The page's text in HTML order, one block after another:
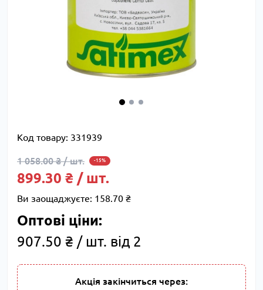
Код товару: 331939
1 058.00 ₴ / шт. -15%
899.30 ₴ / шт.
Ви заощаджуєте: 158.70 ₴
Оптові ціни:
907.50 ₴ / шт. від 2
Акція закінчиться через: